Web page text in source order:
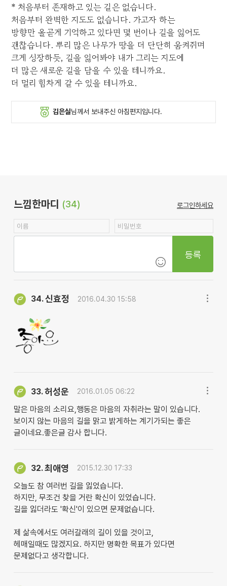
* 처음부터 존재하고 있는 길은 없습니다.
처음부터 완벽한 지도도 없습니다. 가고자 하는
방향만 올곧게 기억하고 있다면 몇 번이나 길을 잃어도
괜찮습니다. 뿌리 많은 나무가 땅을 더 단단히 움켜쥐며
크게 성장하듯, 길을 잃어봐야 내가 그리는 지도에
더 많은 새로운 길을 담을 수 있을 테니까요.
더 멀리 힘차게 갈 수 있을 테니까요.
김은실님께서 보내주신 아침편지입니다.
느낌한마디 (34) 로그인하세요
등록
34.신효정 2016.04.30 15:58
33.허성운 2016.01.05 06:22
말은 마음의 소리요,행동은 마음의 자취라는 말이 있습니다.
보이지 않는 마음의 길을 맑고 밝게하는 계기가되는 좋은
글이네요.좋은글 감사 합니다.
32.최애영 2015.12.30 17:33
오늘도 참 여러번 길을 잃었습니다.
하지만, 무조건 찾을 거란 확신이 있었습니다.
길을 잃더라도 '확신'이 있으면 문제없습니다.
제 삶속에서도 여러갈래의 길이 있을 것이고,
헤매일때도 많겠지요. 하지만 명확한 목표가 있다면
문제없다고 생각합니다.